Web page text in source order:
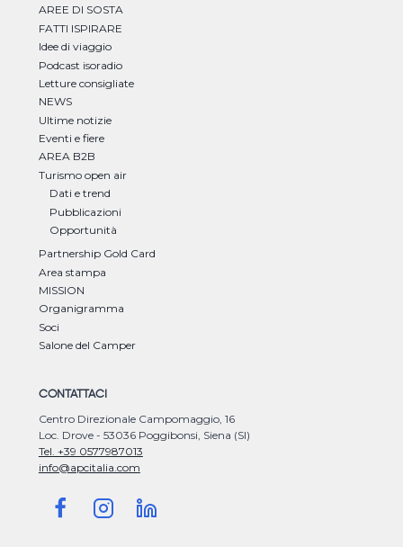
AREE DI SOSTA
FATTI ISPIRARE
Idee di viaggio
Podcast isoradio
Letture consigliate
NEWS
Ultime notizie
Eventi e fiere
AREA B2B
Turismo open air
Dati e trend
Pubblicazioni
Opportunità
Partnership Gold Card
Area stampa
MISSION
Organigramma
Soci
Salone del Camper
CONTATTACI
Centro Direzionale Campomaggio, 16
Loc. Drove - 53036 Poggibonsi, Siena (SI)
Tel. +39 0577987013
info@apcitalia.com